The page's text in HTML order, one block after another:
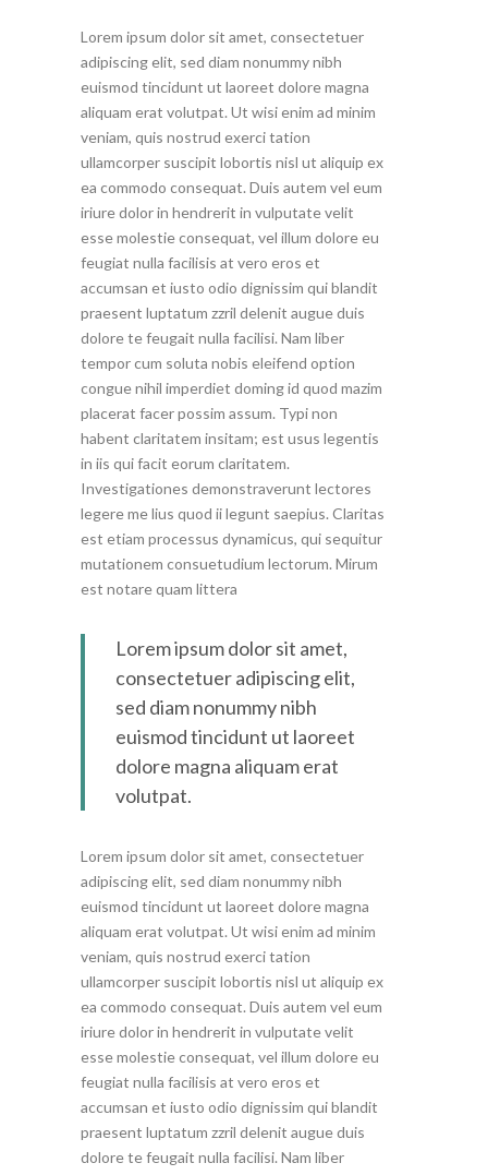
Lorem ipsum dolor sit amet, consectetuer
adipiscing elit, sed diam nonummy nibh
euismod tincidunt ut laoreet dolore magna
aliquam erat volutpat. Ut wisi enim ad minim
veniam, quis nostrud exerci tation
ullamcorper suscipit lobortis nisl ut aliquip ex
ea commodo consequat. Duis autem vel eum
iriure dolor in hendrerit in vulputate velit
esse molestie consequat, vel illum dolore eu
feugiat nulla facilisis at vero eros et
accumsan et iusto odio dignissim qui blandit
praesent luptatum zzril delenit augue duis
dolore te feugait nulla facilisi. Nam liber
tempor cum soluta nobis eleifend option
congue nihil imperdiet doming id quod mazim
placerat facer possim assum. Typi non
habent claritatem insitam; est usus legentis
in iis qui facit eorum claritatem.
Investigationes demonstraverunt lectores
legere me lius quod ii legunt saepius. Claritas
est etiam processus dynamicus, qui sequitur
mutationem consuetudium lectorum. Mirum
est notare quam littera
Lorem ipsum dolor sit amet,
consectetuer adipiscing elit,
sed diam nonummy nibh
euismod tincidunt ut laoreet
dolore magna aliquam erat
volutpat.
Lorem ipsum dolor sit amet, consectetuer
adipiscing elit, sed diam nonummy nibh
euismod tincidunt ut laoreet dolore magna
aliquam erat volutpat. Ut wisi enim ad minim
veniam, quis nostrud exerci tation
ullamcorper suscipit lobortis nisl ut aliquip ex
ea commodo consequat. Duis autem vel eum
iriure dolor in hendrerit in vulputate velit
esse molestie consequat, vel illum dolore eu
feugiat nulla facilisis at vero eros et
accumsan et iusto odio dignissim qui blandit
praesent luptatum zzril delenit augue duis
dolore te feugait nulla facilisi. Nam liber